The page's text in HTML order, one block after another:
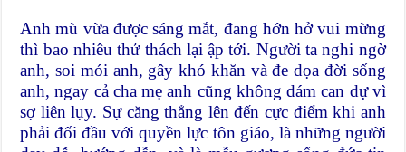
Anh mù vừa được sáng mắt, đang hớn hở vui mừng
thì bao nhiêu thử thách lại ập tới. Người ta nghi ngờ
anh, soi mói anh, gây khó khăn và đe dọa đời sống
anh, ngay cả cha mẹ anh cũng không dám can dự vì
sợ liên lụy. Sự căng thẳng lên đến cực điểm khi anh
phải đối đầu với quyền lực tôn giáo, là những người